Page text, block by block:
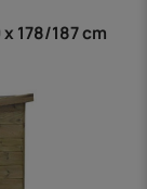
178/187 cm